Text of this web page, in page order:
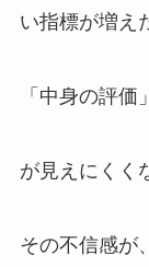
い指標が増え
「中身の評価」
が見えにくく
その不信感が